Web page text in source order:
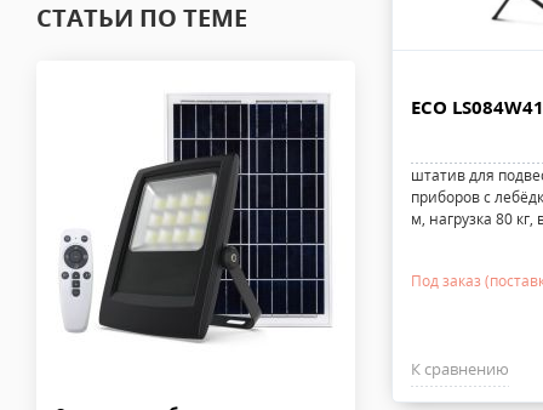
СТАТЬИ ПО ТЕМЕ
ECO
штатив для
приборов с
м, нагрузка 80 кг,
Под заказ
К сравнению